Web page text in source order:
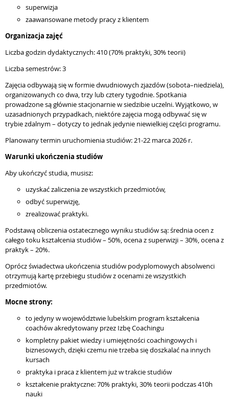
superwizja
zaawansowane metody pracy z klientem
Organizacja zajęć
Liczba godzin dydaktycznych: 410 (70% praktyki, 30% teorii)
Liczba semestrów: 3
Zajęcia odbywają się w formie dwudniowych zjazdów (sobota–niedziela),
organizowanych co dwa, trzy lub cztery tygodnie. Spotkania
prowadzone są głównie stacjonarnie w siedzibie uczelni. Wyjątkowo, w
uzasadnionych przypadkach, niektóre zajęcia mogą odbywać się w
trybie zdalnym – dotyczy to jednak jedynie niewielkiej części programu.
Planowany termin uruchomienia studiów: 21-22 marca 2026 r.
Warunki ukończenia studiów
Aby ukończyć studia, musisz:
uzyskać zaliczenia ze wszystkich przedmiotów,
odbyć superwizję,
zrealizować praktyki.
Podstawą obliczenia ostatecznego wyniku studiów są: średnia ocen z
całego toku kształcenia studiów – 50%, ocena z superwizji – 30%, ocena z
praktyk – 20%.
Oprócz świadectwa ukończenia studiów podyplomowych absolwenci
otrzymują kartę przebiegu studiów z ocenami ze wszystkich
przedmiotów.
Mocne strony:
to jedyny w województwie lubelskim program kształcenia
coachów akredytowany przez Izbę Coachingu
kompletny pakiet wiedzy i umiejętności coachingowych i
biznesowych, dzięki czemu nie trzeba się doszkalać na innych
kursach
praktyka i praca z klientem już w trakcie studiów
kształcenie praktyczne: 70% praktyki, 30% teorii podczas 410h
nauki